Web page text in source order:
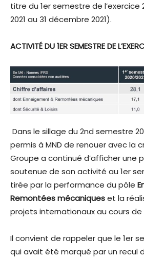
titre du 1er semestre de l’exercice
2021 au 31 décembre 2021).
ACTIVITÉ DU 1ER SEMESTRE DE
Dans le sillage du 2nd semestre
permis à MND de renouer avec la
Groupe a continué d’afficher une
soutenue de son activité au 1er
tirée par la performance du pôle
Remontées mécaniqueset la
projets internationaux au cours de
Il convient de rappeler que le 1er
qui avait été marqué par un recul